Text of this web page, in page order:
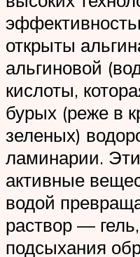
открыты
альгиновой
кислоты,
бурых (реже в
зеленых)
ламинарии.
активные
водой
раствор —
подсыхания